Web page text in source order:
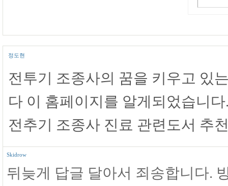
정도현
전투기 조종사의 꿈을 키우고 있
다 이 홈페이지를 알게되었습니다
전추기 조종사 진료 관련도서 추
Skidrow
뒤늦게 답글 달아서 죄송합니다.